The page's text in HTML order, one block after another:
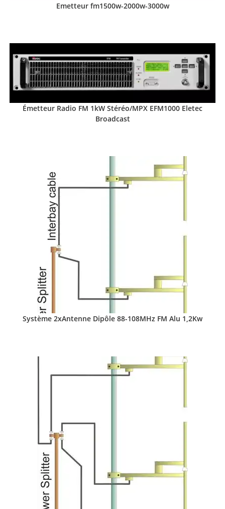
Emetteur fm1500w-2000w-3000w
Émetteur Radio FM 1kW Stéréo/MPX EFM1000 Eletec
Broadcast
Système 2xAntenne Dipôle 88-108MHz FM Alu 1,2Kw